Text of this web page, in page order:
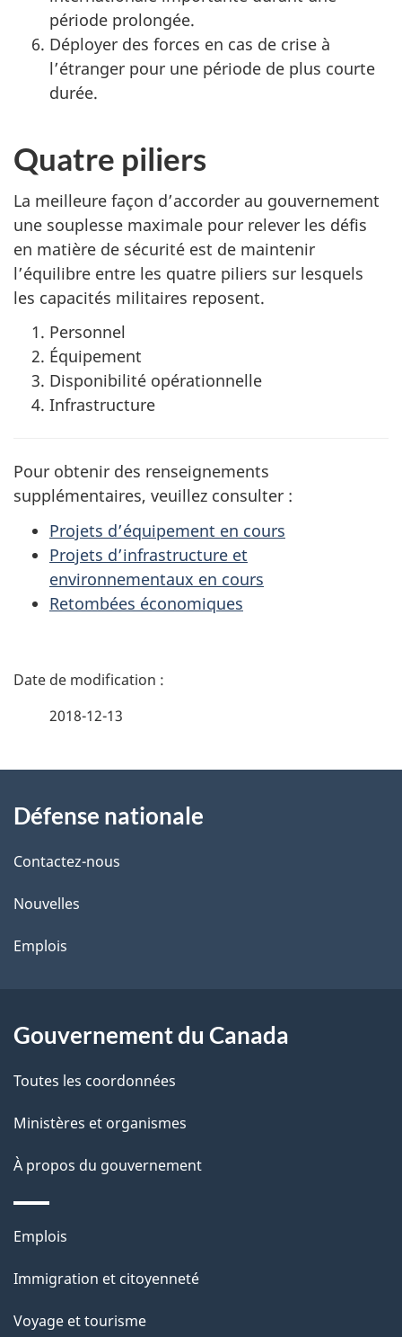
période prolongée.
Déployer des forces en cas de crise à
l’étranger pour une période de plus courte
durée.
Quatre piliers
La meilleure façon d’accorder au gouvernement
une souplesse maximale pour relever les défis
en matière de sécurité est de maintenir
l’équilibre entre les quatre piliers sur lesquels
les capacités militaires reposent.
Personnel
Équipement
Disponibilité opérationnelle
Infrastructure
Pour obtenir des renseignements
supplémentaires, veuillez consulter :
Projets d’équipement en cours
Projets d’infrastructure et
environnementaux en cours
Retombées économiques
D
i
l
s
d
l
p
a
g
e
2018-12-13
propos
de
ce
site
Défense nationale
Contactez-nous
Nouvelles
Emplois
Gouvernement du Canada
Toutes les coordonnées
Ministères et organismes
À propos du gouvernement
Thèmes
sujets
Emplois
Immigration et citoyenneté
Voyage et tourisme